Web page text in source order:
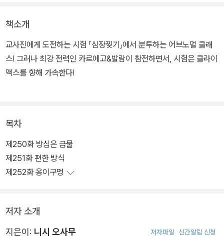
책소개
교사진에게 도전하는 시험 「심장찢기」에서 분투하는 어브노멀 클래
스! 그러나 최강 전력인 카르에고&발람이 참전하면서, 시험은 클라이
맥스를 향해 가속한다!
목차
제250화 방심은 금물
제251화 편한 방식
제252화 옹이구멍
저자 소개
지은이: 니시 오사무 저자파일 신간알림 신청